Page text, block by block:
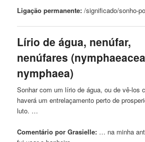
Ligação permanente: /significado/sonho-
Lírio de água, nenúfar,
nenúfares
nymphaea)
Sonhar com um lírio de água, ou de vê-los
haverá um entrelaçamento perto de
luto. …
Comentário por Grasielle: … na minha